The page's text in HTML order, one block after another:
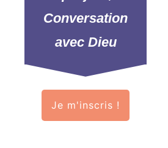
Conversation
avec Dieu
Je m'inscris !